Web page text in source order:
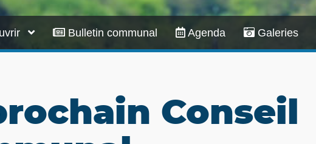
Bulletin communal Agenda Galeries
Conseil